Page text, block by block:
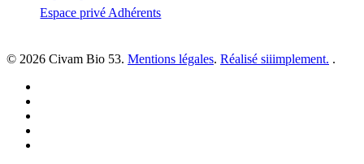
Espace privé Adhérents
© 2026 Civam Bio 53. Mentions légales. Réalisé siiimplement. .